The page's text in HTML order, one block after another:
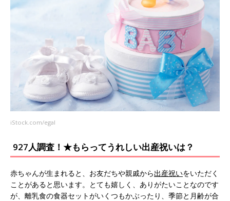
iStock.com/egal
927人調査！★もらってうれしい出産祝いは？
赤ちゃんが生まれると、お友だちや親戚から出産祝いをいただく
ことがあると思います。とても嬉しく、ありがたいことなのです
が、離乳食の食器セットがいくつもかぶったり、季節と月齢が合